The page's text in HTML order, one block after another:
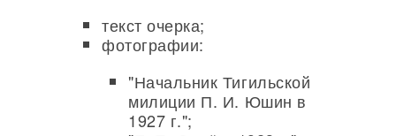
текст очерка;
фотографии:
"Начальник Тигильской
милиции П. И. Юшин в
1927 г.";